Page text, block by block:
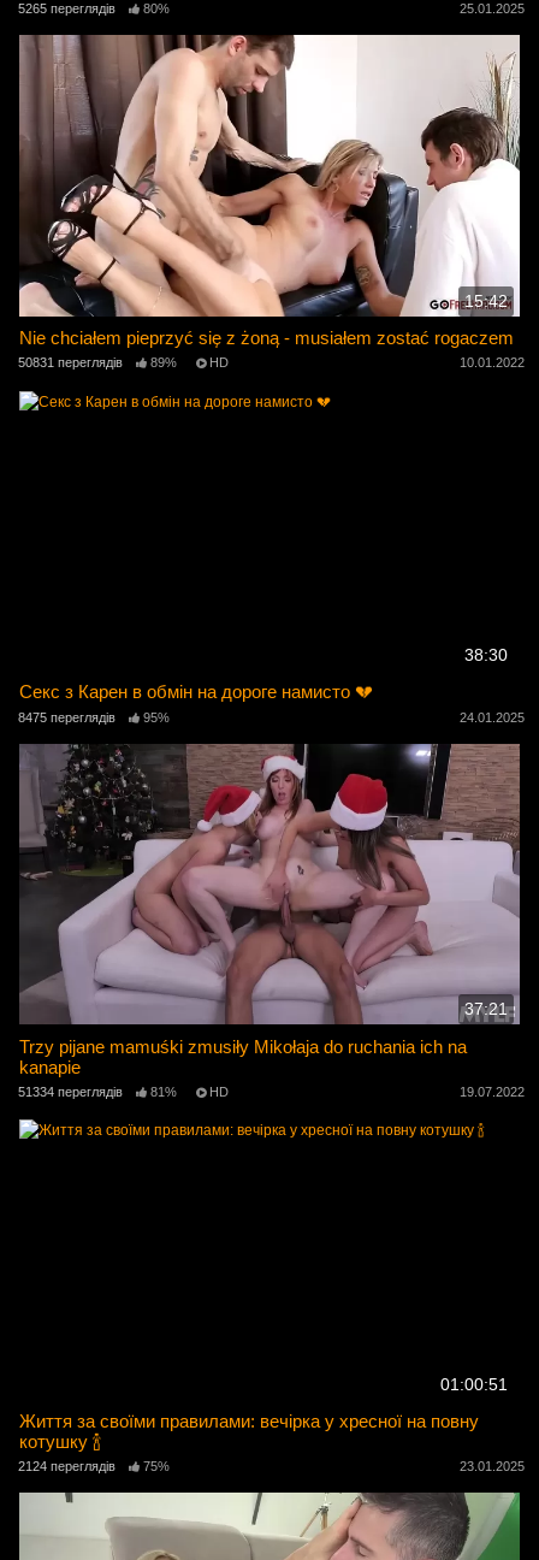
5265 переглядів 80% 25.01.2025
15:42
Nie chciałem pieprzyć się z żoną - musiałem zostać rogaczem
50831 переглядів 89% HD 10.01.2022
38:30
Секс з Карен в обмін на дороге намисто 💔
8475 переглядів 95% 24.01.2025
37:21
Trzy pijane mamuśki zmusiły Mikołaja do ruchania ich na
kanapie
51334 переглядів 81% HD 19.07.2022
01:00:51
Життя за своїми правилами: вечірка у хресної на повну
котушку 🍾
2124 переглядів 75% 23.01.2025